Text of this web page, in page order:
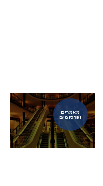
מאמרים
ופרסומים